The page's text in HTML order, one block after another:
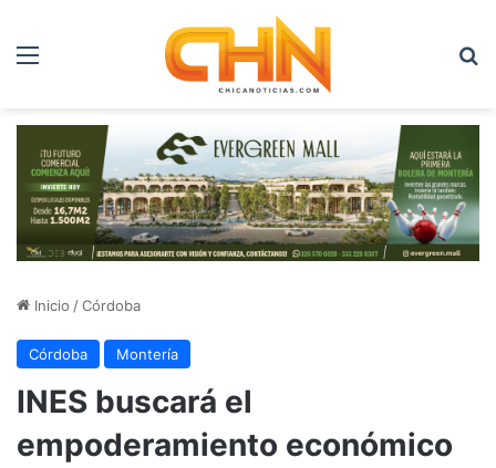
Menú
Inicio /Córdoba
Córdoba Montería
INES buscará el
empoderamiento económico